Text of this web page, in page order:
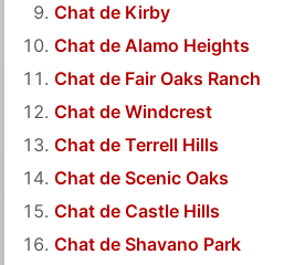
Chat de Kirby
Chat de Alamo Heights
Chat de Fair Oaks Ranch
Chat de Windcrest
Chat de Terrell Hills
Chat de Scenic Oaks
Chat de Castle Hills
Chat de Shavano Park